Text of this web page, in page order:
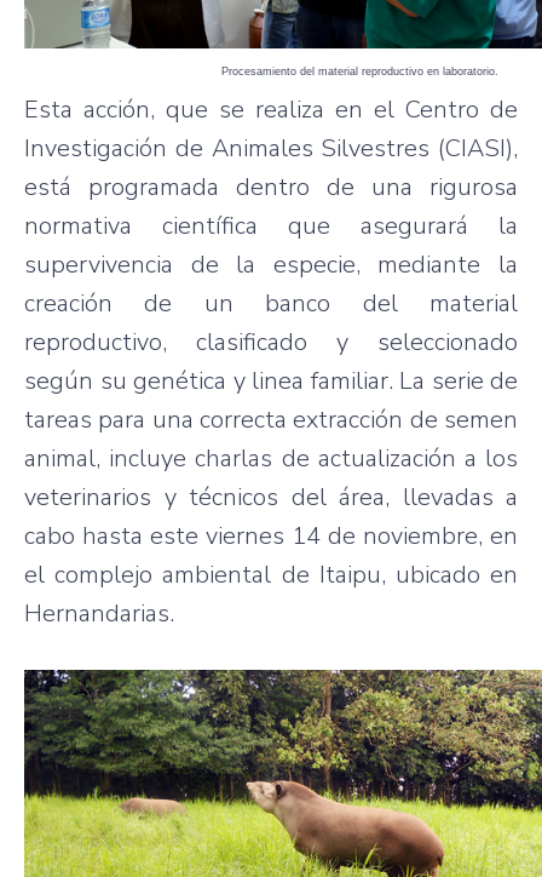
Procesamiento del material reproductivo en laboratorio.
Esta acción, que se realiza en el Centro de
Investigación de Animales Silvestres (CIASI),
está programada dentro de una rigurosa
normativa científica que asegurará la
supervivencia de la especie, mediante la
creación de un banco del material
reproductivo, clasificado y seleccionado
según su genética y linea familiar. La serie de
tareas para una correcta extracción de semen
animal, incluye charlas de actualización a los
veterinarios y técnicos del área, llevadas a
cabo hasta este viernes 14 de noviembre, en
el complejo ambiental de Itaipu, ubicado en
Hernandarias.